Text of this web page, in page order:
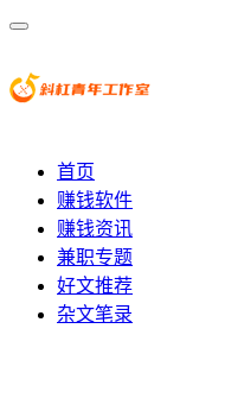
首页
赚钱软件
赚钱资讯
兼职专题
好文推荐
杂文笔录